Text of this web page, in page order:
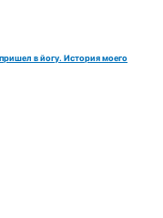
в йогу. История моего